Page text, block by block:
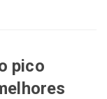
pico